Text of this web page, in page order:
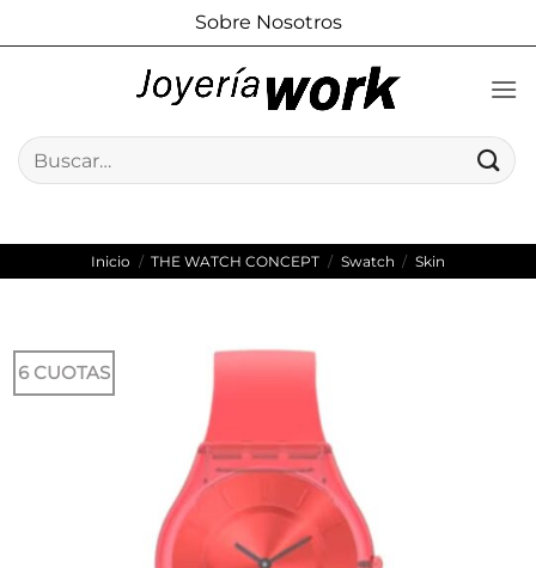
al
Sobre Nosotros
Buscar
por:
Inicio / THE WATCH CONCEPT / Swatch / Skin
6 CUOTAS